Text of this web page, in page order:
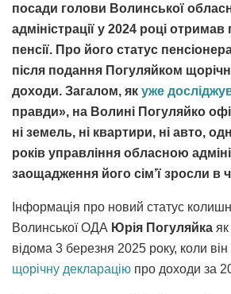
посади голови Волинської
адміністрації у 2024 році
пенсії. Про його статус
після подання Погуляйком
доходи. Загалом, як уже
правди», на Волині Погуляйко
ні земель, ні квартири, ні авто,
років управління обласною
заощадження його сім’ї зросли в
Інформація про новий статус
Волинської ОДА Юрія Погуляйка
відома 3 березня 2025 року, коли
щорічну декларацію про доходи за